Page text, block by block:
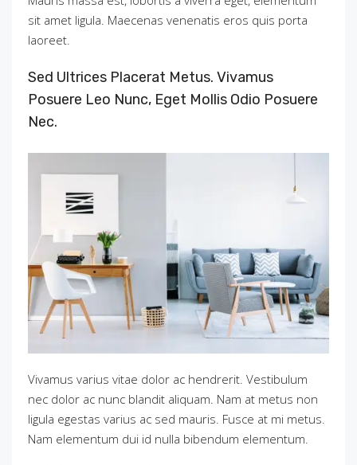
sit amet ligula. Maecenas venenatis eros quis porta
laoreet.
Sed Ultrices Placerat Metus. Vivamus
Posuere Leo Nunc, Eget Mollis Odio Posuere
Nec.
Vivamus varius vitae dolor ac hendrerit. Vestibulum
nec dolor ac nunc blandit aliquam. Nam at metus non
ligula egestas varius ac sed mauris. Fusce at mi metus.
Nam elementum dui id nulla bibendum elementum.